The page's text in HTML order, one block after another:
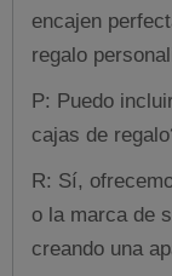
encajen
regalo
P: Puedo
cajas de
R: Sí,
o la marca de
creando una